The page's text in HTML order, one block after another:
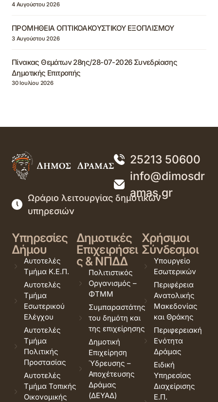
4 Αυγούστου 2026
ΠΡΟΜΗΘΕΙΑ ΟΠΤΙΚΟΑΚΟΥΣΤΙΚΟΥ ΕΞΟΠΛΙΣΜΟΥ
3 Αυγούστου 2026
Πίνακας Θεμάτων 28ης/28-07-2026 Συνεδρίασης
Δημοτικής Επιτροπής
30 Ιουλίου 2026
25213 50600
info@dimosdr
amas.gr
Ωράριο λειτουργίας δημοτικών
υπηρεσιών
Υπηρεσίες
Δήμου
Αυτοτελές
Τμήμα Κ.Ε.Π.
Αυτοτελές
Τμήμα
Εσωτερικού
Ελέγχου
Αυτοτελές
Τμήμα
Πολιτικής
Προστασίας
Αυτοτελές
Τμήμα Τοπικής
Οικονομικής
Δημοτικές
Επιχειρήσει
ς & ΝΠΔΔ
Πολιτιστικός
Οργανισμός –
ΦΤΜΜ
Συμπαραστάτης
του δημότη και
της επιχείρησης
Δημοτική
Επιχείρηση
Ύδρευσης –
Αποχέτευσης
Δράμας
(ΔΕΥΑΔ)
Χρήσιμοι
Σύνδεσμοι
Υπουργείο
Εσωτερικών
Περιφέρεια
Ανατολικής
Μακεδονίας
και Θράκης
Περιφερειακή
Ενότητα
Δράμας
Ειδική
Υπηρεσίας
Διαχείρισης
Ε.Π.